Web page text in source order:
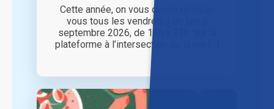
Cette année, on vous donne rendez-
vous tous les vendredis de juin à
septembre 2026, de 19h à 22h, sur la
plateforme à l’intersection de la rue [...]